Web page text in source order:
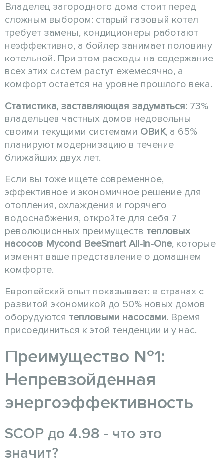
Владелец загородного дома стоит перед
сложным выбором: старый газовый котел
требует замены, кондиционеры работают
неэффективно, а бойлер занимает половину
котельной. При этом расходы на содержание
всех этих систем растут ежемесячно, а
комфорт остается на уровне прошлого века.
Статистика, заставляющая задуматься: 73%
владельцев частных домов недовольны
своими текущими системами ОВиК, а 65%
планируют модернизацию в течение
ближайших двух лет.
Если вы тоже ищете современное,
эффективное и экономичное решение для
отопления, охлаждения и горячего
водоснабжения, откройте для себя 7
революционных преимуществ тепловых
насосов Mycond BeeSmart All-in-One, которые
изменят ваше представление о домашнем
комфорте.
Европейский опыт показывает: в странах с
развитой экономикой до 50% новых домов
оборудуются тепловыми насосами. Время
присоединиться к этой тенденции и у нас.
Преимущество №1:
Непревзойденная
энергоэффективность
SCOP до 4.98 - что это
значит?